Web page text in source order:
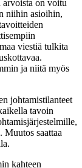
on voitu
niihin asioihin,
viestiä tulkita
ja niitä myös
johtamistilanteet
tavoin
saattaa
kahteen